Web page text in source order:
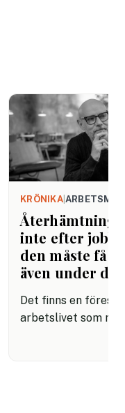
KRÖNIKA|
Återhämtning
inte efter
den måste få
även under
Det finns en
arbetslivet som